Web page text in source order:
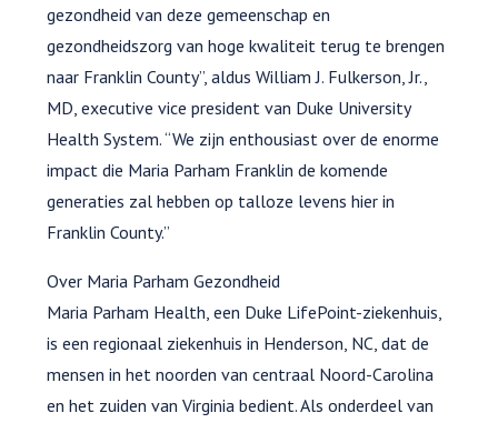
gezondheid van deze gemeenschap en
gezondheidszorg van hoge kwaliteit terug te brengen
naar Franklin County”, aldus William J. Fulkerson, Jr.,
MD, executive vice president van Duke University
Health System. “We zijn enthousiast over de enorme
impact die Maria Parham Franklin de komende
generaties zal hebben op talloze levens hier in
Franklin County.”
Over Maria Parham Gezondheid
Maria Parham Health, een Duke LifePoint-ziekenhuis,
is een regionaal ziekenhuis in Henderson, NC, dat de
mensen in het noorden van centraal Noord-Carolina
en het zuiden van Virginia bedient. Als onderdeel van